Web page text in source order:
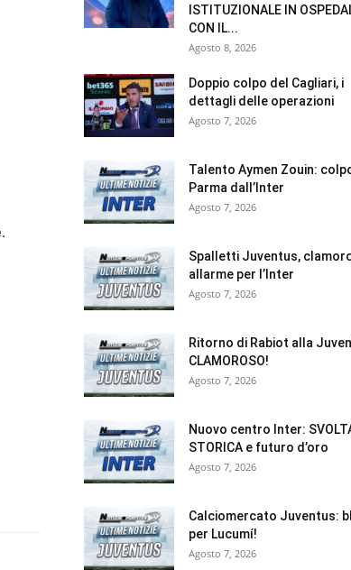
ISTITUZIONALE IN
CON IL...
Agosto 8, 2026
Doppio colpo del Cagliari, i
dettagli delle operazioni
Agosto 7, 2026
Talento Aymen Zouin:
Parma dall’Inter
Agosto 7, 2026
Spalletti Juventus,
allarme per l’Inter
Agosto 7, 2026
Ritorno di Rabiot alla
CLAMOROSO!
Agosto 7, 2026
Nuovo centro Inter:
STORICA e futuro d’oro
Agosto 7, 2026
Calciomercato Juventus:
per Lucumí!
Agosto 7, 2026